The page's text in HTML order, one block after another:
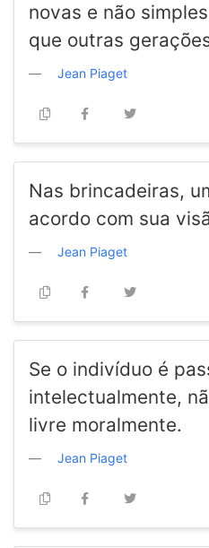
novas e não
que outras
Jean Piaget
Nas brincadeiras,
acordo com sua
Jean Piaget
Se o indivíduo é
intelectualmente,
livre moralmente.
Jean Piaget